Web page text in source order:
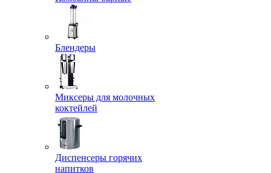
Блендеры
Миксеры для молочных
коктейлей
Диспенсеры горячих
напитков